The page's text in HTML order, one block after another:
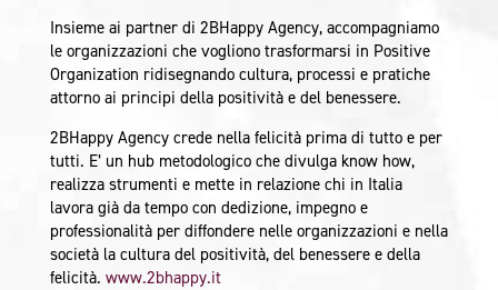
Insieme ai partner di 2BHappy Agency, accompagniamo
le organizzazioni che vogliono trasformarsi in Positive
Organization ridisegnando cultura, processi e pratiche
attorno ai principi della positività e del benessere.
2BHappy Agency crede nella felicità prima di tutto e per
tutti. E’ un hub metodologico che divulga know how,
realizza strumenti e mette in relazione chi in Italia
lavora già da tempo con dedizione, impegno e
professionalità per diffondere nelle organizzazioni e nella
società la cultura del positività, del benessere e della
felicità. www.2bhappy.it